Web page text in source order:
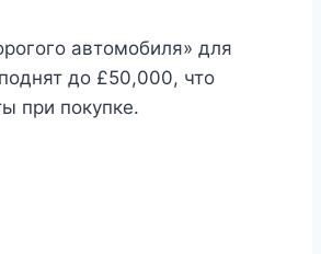
автомобиля» для
до £50,000, что
при покупке.